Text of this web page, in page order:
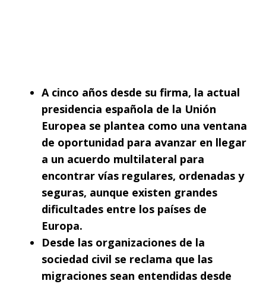
A cinco años desde su firma, la actual
presidencia española de la Unión
Europea se plantea como una ventana
de oportunidad para avanzar en llegar
a un acuerdo multilateral para
encontrar vías regulares, ordenadas y
seguras, aunque existen grandes
dificultades entre los países de
Europa.
Desde las organizaciones de la
sociedad civil se reclama que las
migraciones sean entendidas desde